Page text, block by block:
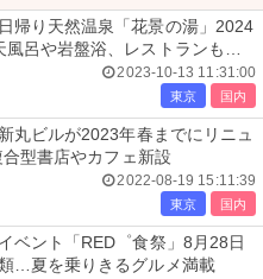
帰り天然温泉「花景の湯」2024
呂や岩盤浴、レストランも出
2023-10-13 11:31:00
東京 国内
丸ビルが2023年春までにリニュ
型書店やカフェ新設
2022-08-19 15:11:39
東京 国内
ベント「RED゜食祭」8月28日
…夏を乗りきるグルメ満載